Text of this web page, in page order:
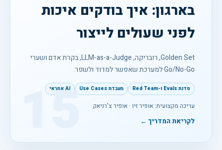
בארגון: איך בודקים איכות
לפני שעולים לייצור
Golden Set, רובריקה, LLM-as-a-Judge, בקרת אדם ושערי
Go/No-Go למערכת שאפשר למדוד ולשפר.
סדנת Evals ו-Red Team מעבדת Use Cases AI אחראי
עריכה מקצועית: אופיר זיו · אופיר צ'רניאק
לקריאת המדריך ← 15